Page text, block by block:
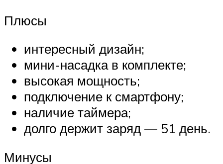
Плюсы
интересный дизайн;
мини-насадка в комплекте;
высокая мощность;
подключение к смартфону;
наличие таймера;
долго держит заряд — 51 день.
Минусы